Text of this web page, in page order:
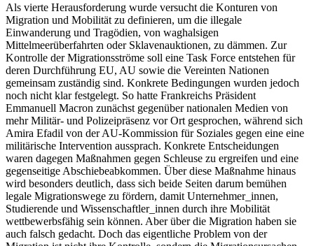
Als vierte Herausforderung wurde versucht die Konturen von
Migration und Mobilität zu definieren, um die illegale
Einwanderung und Tragödien, von waghalsigen
Mittelmeerüberfahrten oder Sklavenauktionen, zu dämmen. Zur
Kontrolle der Migrationsströme soll eine Task Force entstehen für
deren Durchführung EU, AU sowie die Vereinten Nationen
gemeinsam zuständig sind. Konkrete Bedingungen wurden jedoch
noch nicht klar festgelegt. So hatte Frankreichs Präsident
Emmanuell Macron zunächst gegenüber nationalen Medien von
mehr Militär- und Polizeipräsenz vor Ort gesprochen, während sich
Amira Efadil von der AU-Kommission für Soziales gegen eine eine
militärische Intervention aussprach. Konkrete Entscheidungen
waren dagegen Maßnahmen gegen Schleuse zu ergreifen und eine
gegenseitige Abschiebeabkommen. Über diese Maßnahme hinaus
wird besonders deutlich, dass sich beide Seiten darum bemühen
legale Migrationswege zu fördern, damit Unternehmer_innen,
Studierende und Wissenschaftler_innen durch ihre Mobilität
wettbewerbsfähig sein können. Aber über die Migration haben sie
auch falsch gedacht. Doch das eigentliche Problem von der